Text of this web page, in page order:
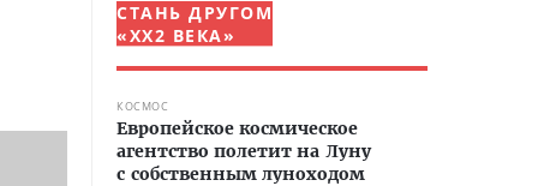
СТАНЬ ДРУГОМ
«XX2 ВЕКА»
КОСМОС
Европейское космическое
агентство полетит на Луну
с собственным луноходом